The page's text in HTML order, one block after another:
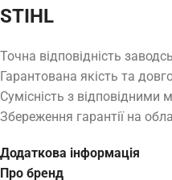
STIHL
Точна відповідність
Гарантована якість та
Сумісність з відповідними
Збереження гарантії на
Додаткова інформація
Про бренд